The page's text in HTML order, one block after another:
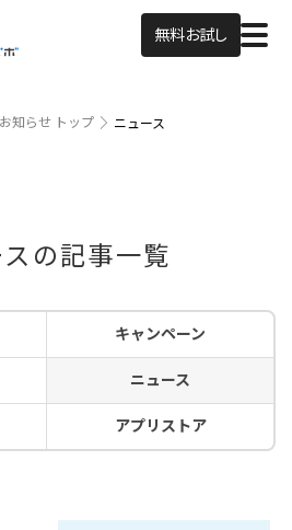
無料お試し
お知らせ トップ ニュース
の記事一覧
キャンペーン
ニュース
アプリストア